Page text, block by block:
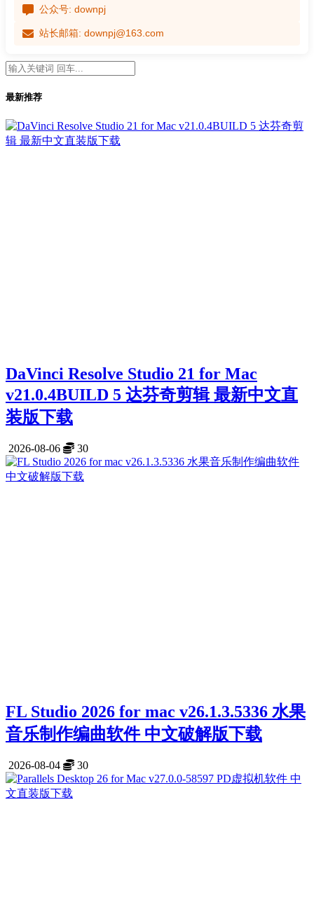
公众号: downpj
站长邮箱: downpj@163.com
最新推荐
DaVinci Resolve Studio 21 for Mac
v21.0.4BUILD 5 达芬奇剪辑 最新中文直
装版下载
2026-08-06 30
FL Studio 2026 for mac v26.1.3.5336 水果
音乐制作编曲软件 中文破解版下载
2026-08-04 30